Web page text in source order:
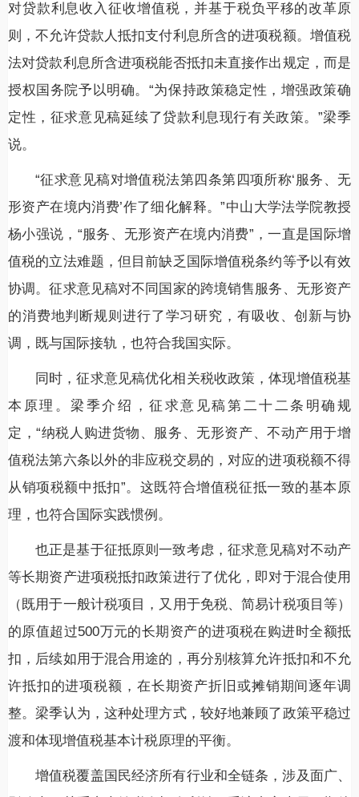
对贷款利息收入征收增值税，并基于税负平移的改革原
则，不允许贷款人抵扣支付利息所含的进项税额。增值税
法对贷款利息所含进项税能否抵扣未直接作出规定，而是
授权国务院予以明确。“为保持政策稳定性，增强政策确
定性，征求意见稿延续了贷款利息现行有关政策。”梁季
说。
“征求意见稿对增值税法第四条第四项所称‘服务、无
形资产在境内消费’作了细化解释。”中山大学法学院教授
杨小强说，“服务、无形资产在境内消费”，一直是国际增
值税的立法难题，但目前缺乏国际增值税条约等予以有效
协调。征求意见稿对不同国家的跨境销售服务、无形资产
的消费地判断规则进行了学习研究，有吸收、创新与协
调，既与国际接轨，也符合我国实际。
同时，征求意见稿优化相关税收政策，体现增值税基
本原理。梁季介绍，征求意见稿第二十二条明确规
定，“纳税人购进货物、服务、无形资产、不动产用于增
值税法第六条以外的非应税交易的，对应的进项税额不得
从销项税额中抵扣”。这既符合增值税征抵一致的基本原
理，也符合国际实践惯例。
也正是基于征抵原则一致考虑，征求意见稿对不动产
等长期资产进项税抵扣政策进行了优化，即对于混合使用
（既用于一般计税项目，又用于免税、简易计税项目等）
的原值超过500万元的长期资产的进项税在购进时全额抵
扣，后续如用于混合用途的，再分别核算允许抵扣和不允
许抵扣的进项税额，在长期资产折旧或摊销期间逐年调
整。梁季认为，这种处理方式，较好地兼顾了政策平稳过
渡和体现增值税基本计税原理的平衡。
增值税覆盖国民经济所有行业和全链条，涉及面广、